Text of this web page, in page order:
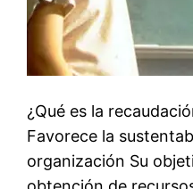
¿Qué es la
Favorece la
organización Su